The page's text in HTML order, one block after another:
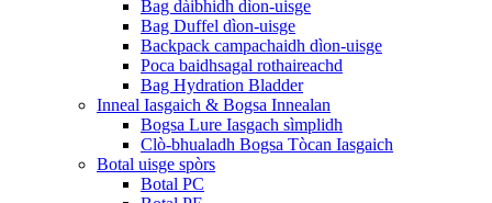
Bag dàibhidh dìon-uisge
Bag Duffel dìon-uisge
Backpack campachaidh dìon-uisge
Poca baidhsagal rothaireachd
Bag Hydration Bladder
Inneal Iasgaich & Bogsa Innealan
Bogsa Lure Iasgach sìmplidh
Clò-bhualadh Bogsa Tòcan Iasgaich
Botal uisge spòrs
Botal PC